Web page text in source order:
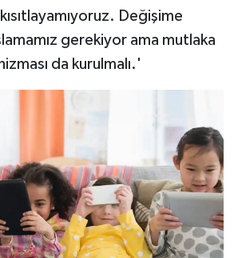
Değişime
gerekiyor ama mutlaka
da kurulmalı.'